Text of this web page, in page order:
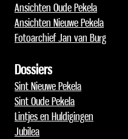
Ansichten Oude Pekela
Ansichten Nieuwe Pekela
Fotoarchief Jan van Burg
Dossiers
Sint Nieuwe Pekela
Sint Oude Pekela
Lintjes en Huldigingen
Jubilea